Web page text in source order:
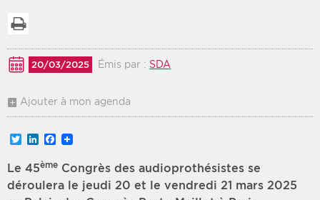
Choisir une date de début
Inversé
20/03/2025 Émis par : SDA
Ajouter à mon agenda
TwitterLinkedInFacebook
Le 45ème Congrès des audioprothésistes se
déroulera le jeudi 20 et le vendredi 21 mars 2025